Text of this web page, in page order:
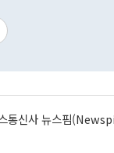
통신사 뉴스핌